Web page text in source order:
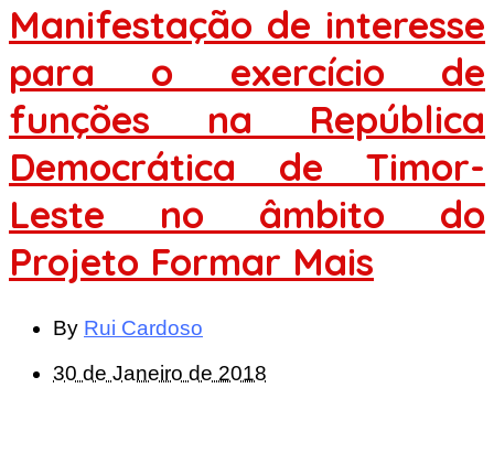
Manifestação de interesse
para o exercício de
funções na República
Democrática de Timor-
Leste no âmbito do
Projeto Formar Mais
By Rui Cardoso
30 de Janeiro de 2018